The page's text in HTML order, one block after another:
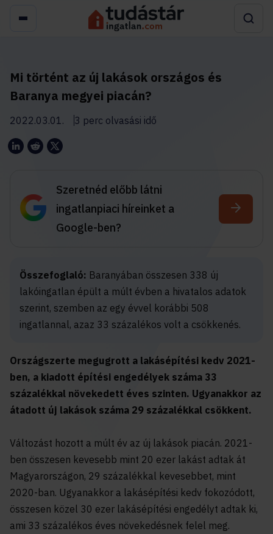
Mi történt az új lakások országos és
Baranya megyei piacán?
2022.03.01. 3 perc olvasási idő
Szeretnéd előbb látni
ingatlanpiaci híreinket a
Google-ben?
Összefoglaló: Baranyában összesen 338 új
lakóingatlan épült a múlt évben a hivatalos adatok
szerint, szemben az egy évvel korábbi 508
ingatlannal, azaz 33 százalékos volt a csökkenés.
Országszerte megugrott a lakásépítési kedv 2021-
ben, a kiadott építési engedélyek száma 33
százalékkal növekedett éves szinten. Ugyanakkor az
átadott új lakások száma 29 százalékkal csökkent.
Változást hozott a múlt év az új lakások piacán. 2021-
ben összesen kevesebb mint 20 ezer lakást adtak át
Magyarországon, 29 százalékkal kevesebbet, mint
2020-ban. Ugyanakkor a lakásépítési kedv fokozódott,
összesen közel 30 ezer lakásépítési engedélyt adtak ki,
ami 33 százalékos éves növekedésnek felel meg.